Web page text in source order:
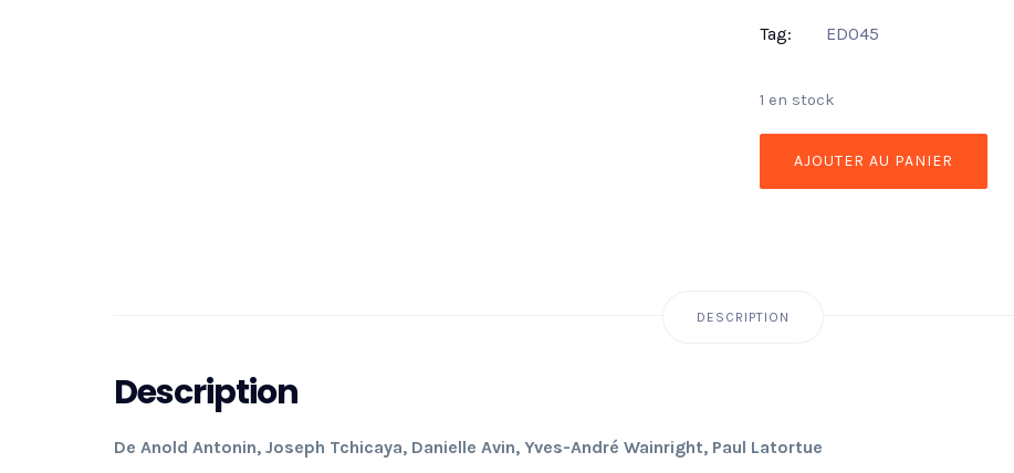
Tag: ED045
1 en stock
AJOUTER AU PANIER
DESCRIPTION
Description
De Anold Antonin, Joseph Tchicaya, Danielle Avin, Yves-André Wainright, Paul Latortue